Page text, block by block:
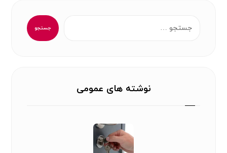
جستجو
نوشته های عمومی